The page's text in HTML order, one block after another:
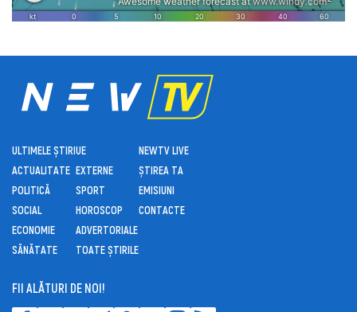
ULTIMELE ȘTIRI
ACTUALITATE
POLITICĂ
SOCIAL
ECONOMIE
SĂNĂTATE
UE
EXTERNE
SPORT
HOROSCOP
ADVERTORIALE
TOATE ȘTIRILE
NEWTV LIVE
ȘTIREA TA
EMISIUNI
CONTACTE
FII ALĂTURI DE NOI!